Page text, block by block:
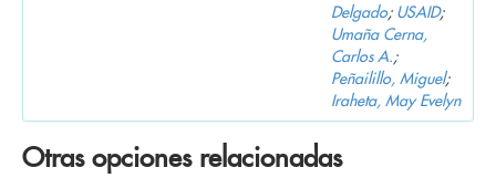
Delgado; USAID;
Umaña Cerna,
Carlos A.;
Peñailillo, Miguel;
Iraheta, May Evelyn
Otras opciones relacionadas